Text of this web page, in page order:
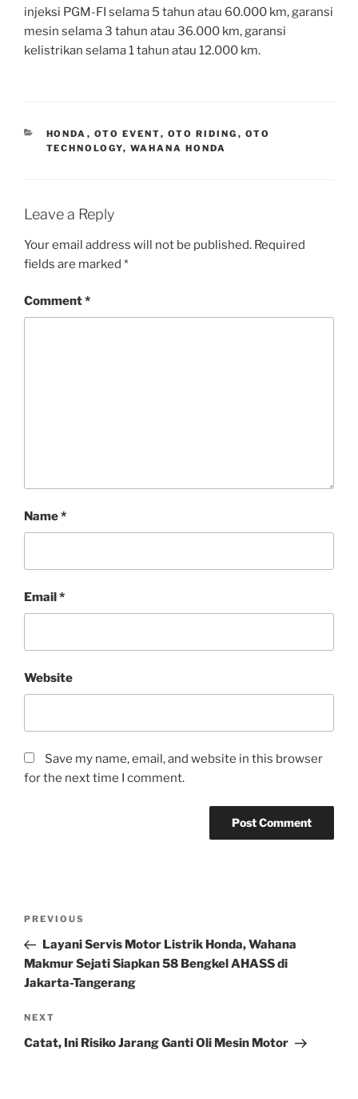
injeksi PGM-FI selama 5 tahun atau 60.000 km, garansi
mesin selama 3 tahun atau 36.000 km, garansi
kelistrikan selama 1 tahun atau 12.000 km.
CATEGORIES
HONDA , OTO EVENT, OTO RIDING , OTO
TECHNOLOGY, WAHANA HONDA
Leave a Reply
Your email address will not be published. Required
fields are marked *
Comment*
Name*
Email *
Website
Save my name, email, and website in this browser
for the next time I comment.
Previous
Post
PREVIOUS
Layani Servis Motor Listrik Honda, Wahana
Makmur Sejati Siapkan 58 Bengkel AHASS di
Jakarta-Tangerang
Next
Post
NEXT
Catat, Ini Risiko Jarang Ganti Oli Mesin Motor